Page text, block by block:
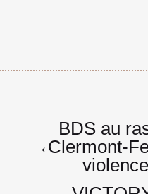
Navigation
de
l’article
←
BDS au
Clermont-